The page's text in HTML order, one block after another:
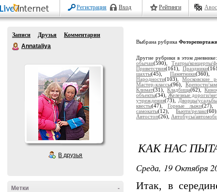
Регистрация Вход Рейтинги
Записи Друзья
Комментарии
Annataliya
В друзья
-
Метки
Выбрана рубрика Фоторепортажи
Другие рубрики в этом
обычаи(590),Театры/концерты/
Приветствия(161), Праздники
шахты(45),Памятники
Народности(103),Московские
Мастер-классы(96), Крепости/
Климат(31), Кладбища(62), Кино
объекты(34), Железные дороги/
учреждения(73), Дворцы/усадьбы
квесты(47), Горные лыжи
самокаты(12),Бьюти/релакс
Автостоп(26), Автобусы/
КАК НАС
Среда, 19 Октября
Итак, в